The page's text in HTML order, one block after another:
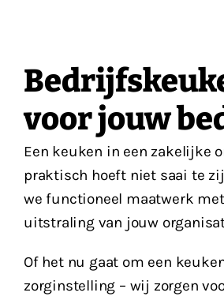
voor jouw
Een keuken in een zakelijke
praktisch hoeft niet saai te
we functioneel maatwerk
uitstraling van jouw
Of het nu gaat om een
zorginstelling – wij zorgen